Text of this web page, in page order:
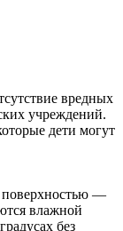
вредных
учреждений.
дети могут
поверхностью —
влажной
без